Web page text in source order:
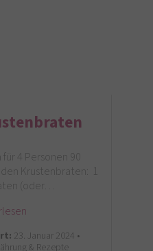
4 Personen 90
Krustenbraten: 1
(oder…
23. Januar 2024 •
& Rezepte